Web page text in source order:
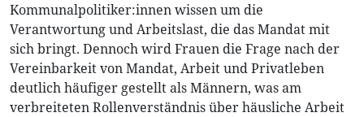
Kommunalpolitiker:innen wissen um die
Verantwortung und Arbeitslast, die das Mandat mit
sich bringt. Dennoch wird Frauen die Frage nach der
Vereinbarkeit von Mandat, Arbeit und Privatleben
deutlich häufiger gestellt als Männern, was am
verbreiteten Rollenverständnis über häusliche Arbeit